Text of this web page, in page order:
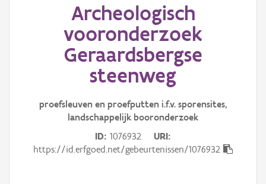
Aanduidingsobject
Archeologisch
vooronderzoek
Geraardsbergse
steenweg
proefsleuven en proefputten i.f.v. sporensites,
landschappelijk booronderzoek
ID 1076932
URI
https://id.erfgoed.net/gebeurtenissen/1076932